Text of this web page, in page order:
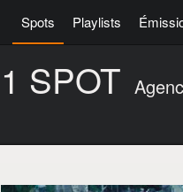
Spots Playlists
1 SPOT